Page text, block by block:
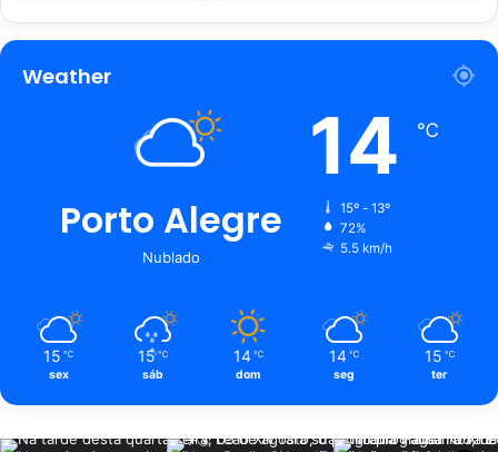
Weather
Porto Alegre
Nublado
14 ℃
15º - 13º
72%
5.5 km/h
15 ℃
sex
15 ℃
sáb
14 ℃
dom
14 ℃
seg
15 ℃
ter